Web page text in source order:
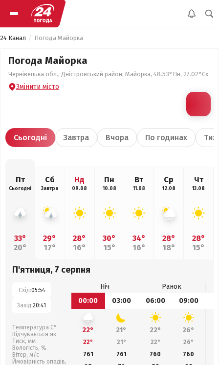
24 Канал Погода Майорка
Погода Майорка
Чернівецька обл., Дністровський район, Майорка, 48.53°Пн, 27.02°Сх
Змінити місто
Сьогодні Завтра Вчора По годинах
Пт
Сьогодні
33°
20°
Сб
Завтра
29°
17°
Нд
09.08
28°
16°
Пн
10.08
30°
15°
Вт
11.08
34°
16°
Ср
12.08
28°
18°
Чт
13.08
28°
15°
П'ятниця, 7 серпня
Схід:05:54
Захід:20:41
Температура С°
Відчувається як
Тиск, мм
Вологість, %
Вітер, м/с
Ймовірність опадів,
Ніч
Ранок
00:00
03:00 06:00 09:00
22° 21° 22° 26°
22° 21° 22° 26°
761
761 760 760